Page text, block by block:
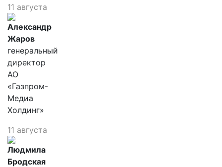
11 августа
Александр
Жаров
генеральный
директор
АО
«Газпром-
Медиа
Холдинг»
11 августа
Людмила
Бродская